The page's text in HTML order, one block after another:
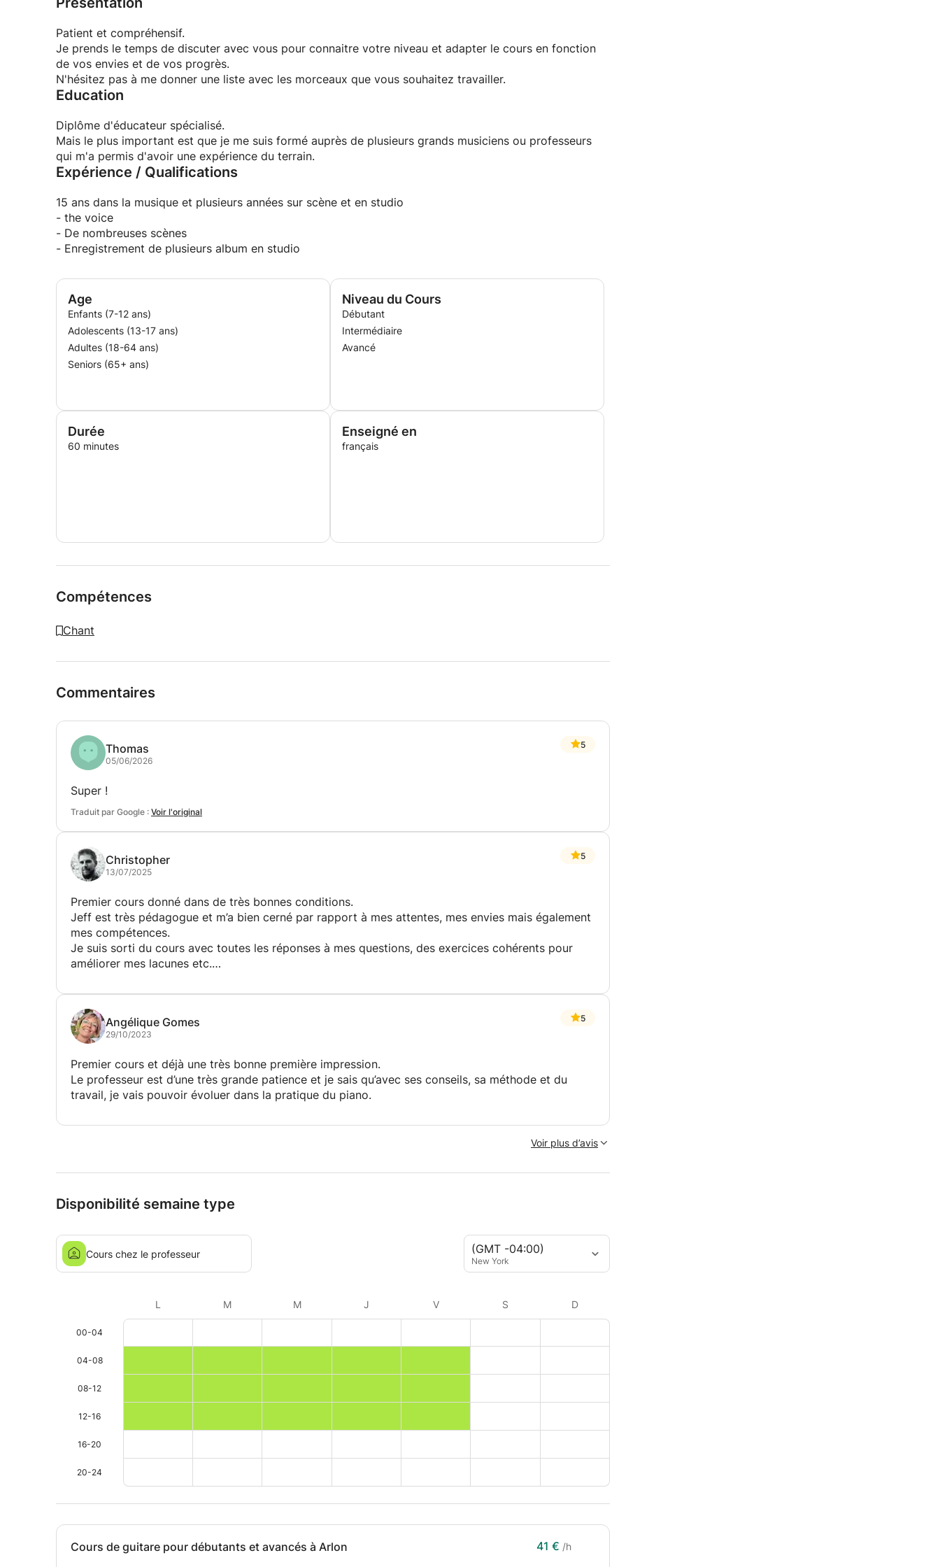
Patient et compréhensif.
Je prends le temps de discuter avec vous pour connaitre votre niveau et adapter le cours en fonction
de vos envies et de vos progrès.
N'hésitez pas à me donner une liste avec les morceaux que vous souhaitez travailler.
Education
Diplôme d'éducateur spécialisé.
Mais le plus important est que je me suis formé auprès de plusieurs grands musiciens ou professeurs
qui m'a permis d'avoir une expérience du terrain.
Expérience / Qualifications
15 ans dans la musique et plusieurs années sur scène et en studio
- the voice
- De nombreuses scènes
- Enregistrement de plusieurs album en studio
Age
Enfants (7-12 ans)
Adolescents (13-17 ans)
Adultes (18-64 ans)
Seniors (65+ ans)
Niveau du Cours
Débutant
Intermédiaire
Avancé
Durée
60 minutes
Enseigné en
français
Compétences
Chant
Commentaires
Thomas
05/06/2026
5
Super !
Traduit par Google : Voir l'original
Christopher
13/07/2025
5
Premier cours donné dans de très bonnes conditions.
Jeff est très pédagogue et m’a bien cerné par rapport à mes attentes, mes envies mais également
mes compétences.
Je suis sorti du cours avec toutes les réponses à mes questions, des exercices cohérents pour
améliorer mes lacunes etc.
Angélique Gomes
29/10/2023
5
Premier cours et déjà une très bonne première impression.
Le professeur est d’une très grande patience et je sais qu’avec ses conseils, sa méthode et du
travail, je vais pouvoir évoluer dans la pratique du piano.
Voir plus d’avis
Disponibilité semaine type
(GMT -04:00)
New York
Cours chez le professeur
L M M J V S D
00-04
04-08
08-12
12-16
16-20
20-24
Cours de guitare pour débutants et avancés à Arlon 41 € /h